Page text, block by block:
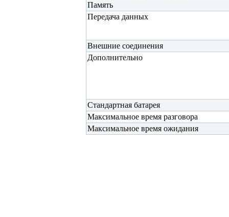
Память
Передача данных
Внешние соединения
Дополнительно
Стандартная батарея
Максимальное время разговора
Максимальное время ожидания